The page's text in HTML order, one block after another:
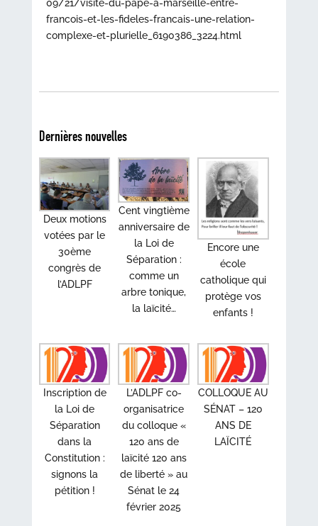
09/21/visite-du-pape-a-marseille-entre-
francois-et-les-fideles-francais-une-relation-
complexe-et-plurielle_6190386_3224.html
Dernières nouvelles
Deux motions
votées par le
30ème
congrès de
l’ADLPF
Cent vingtième
anniversaire de
la Loi de
Séparation :
comme un
arbre tonique,
la laïcité…
Encore une
école
catholique qui
protège vos
enfants !
Inscription de
la Loi de
Séparation
dans la
Constitution :
signons la
pétition !
L’ADLPF co-
organisatrice
du colloque «
120 ans de
laïcité 120 ans
de liberté » au
Sénat le 24
février 2025
COLLOQUE AU
SÉNAT – 120
ANS DE
LAÏCITÉ